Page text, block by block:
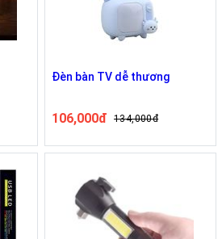
Đèn bàn TV dễ thương
106,000đ 134,000đ